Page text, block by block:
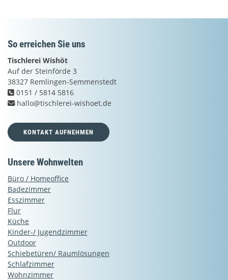
So erreichen Sie uns
Tischlerei Wishöt
Auf der Steinförde 3
38327 Remlingen-Semmenstedt
0151 / 5814 5816
hallo@tischlerei-wishoet.de
KONTAKT AUFNEHMEN
Unsere Wohnwelten
Büro / Homeoffice
Badezimmer
Esszimmer
Flur
Küche
Kinder-/ Jugendzimmer
Outdoor
Schiebetüren/ Raumlösungen
Schlafzimmer
Wohnzimmer